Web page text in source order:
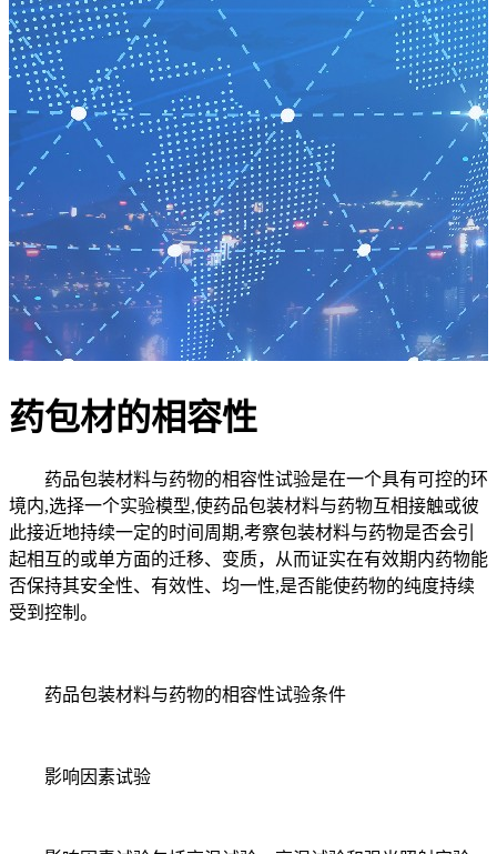
药包材的相容性
药品包装材料与药物的相容性试验是在一个具有可控的环
境内,选择一个实验模型,使药品包装材料与药物互相接触或彼
此接近地持续一定的时间周期,考察包装材料与药物是否会引
起相互的或单方面的迁移、变质，从而证实在有效期内药物能
否保持其安全性、有效性、均一性,是否能使药物的纯度持续
受到控制。
药品包装材料与药物的相容性试验条件
影响因素试验